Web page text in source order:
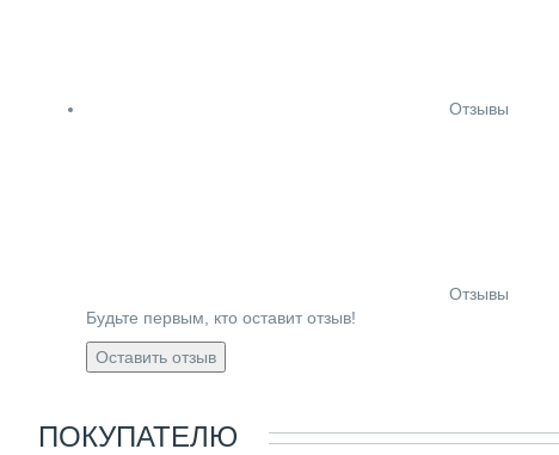
Отзывы
Отзывы
Будьте первым, кто оставит отзыв!
Оставить отзыв
ПОКУПАТЕЛЮ